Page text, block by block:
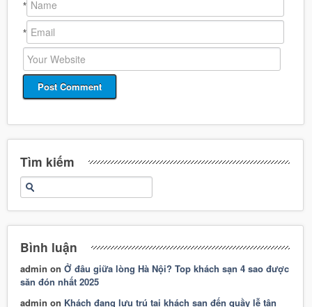
*
*
Tìm kiếm
Bình luận
admin onỞ đâu giữa lòng Hà Nội? Top khách sạn 4 sao được
săn đón nhất 2025
admin on Khách đang lưu trú tại khách sạn đến quầy lễ tân